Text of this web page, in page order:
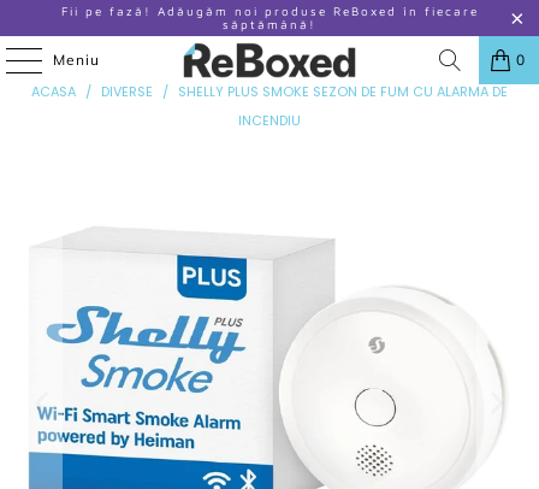
Fii pe fază! Adăugăm noi produse ReBoxed în fiecare
săptămână!
Meniu 0
ANTERIOR | URMATOR
ACASA / DIVERSE / SHELLY PLUS SMOKE SEZON DE FUM CU ALARMA DE
INCENDIU